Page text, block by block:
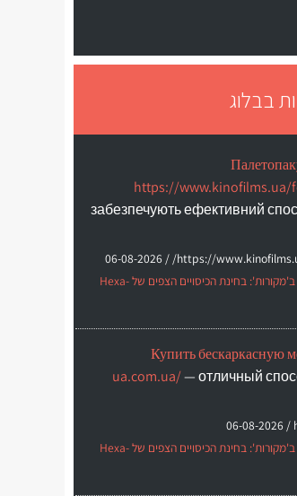
בבלוג
https://
забезпечують ефективний
https://
06-08-2026
סיכום הניסוי ב'מקורות': בחינת הכיסויים הצפים של Hexa-
Купить бескаркасную
ua.com.ua/— отличный
06-08-2026
סיכום הניסוי ב'מקורות': בחינת הכיסויים הצפים של Hexa-